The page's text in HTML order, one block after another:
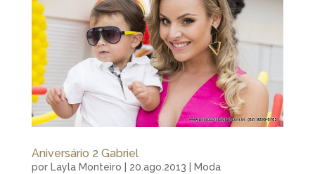
Aniversário 2 Gabriel
por Layla Monteiro 20.ago.2013 Moda